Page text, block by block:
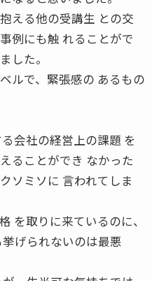
える他の受講生 との交
例にも触 れることがで
した。
ルで、緊張感の あるもの
会社の経営上の課題 を
ることができ なかった
ソミソに 言われてしま
を取りに来ているのに、
げられないのは最悪